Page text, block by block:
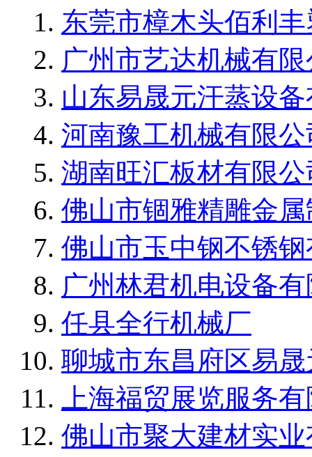
东莞市樟木头佰利
广州市艺达机械有
山东易晟元汗蒸设
河南豫工机械有限公
湖南旺汇板材有限公
佛山市锢雅精雕金
佛山市玉中钢不锈
广州林君机电设备
任县全行机械厂
聊城市东昌府区易
上海福贸展览服务
佛山市聚大建材实